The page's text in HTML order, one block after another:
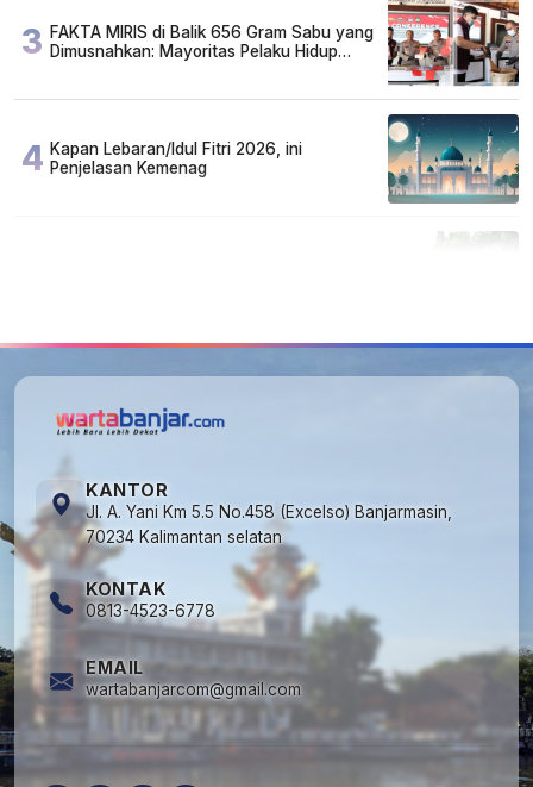
3 FAKTA MIRIS di Balik 656 Gram Sabu yang
Dimusnahkan: Mayoritas Pelaku Hidup
4 Kapan Lebaran/Idul Fitri 2026, ini
Penjelasan Kemenag
KANTOR
Jl. A. Yani Km 5.5 No.458 (Excelso) Banjarmasin,
70234 Kalimantan selatan
KONTAK
0813-4523-6778
EMAIL
wartabanjarcom@gmail.com